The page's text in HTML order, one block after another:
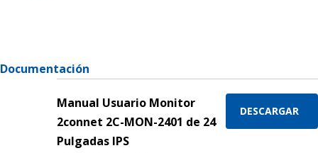
Documentación
Manual Usuario Monitor
2connet 2C-MON-2401 de 24
Pulgadas IPS
DESCARGAR